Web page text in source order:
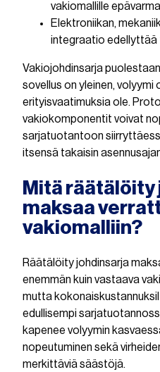
vakiomallille epävarma
Elektroniikan,
integraatio
Vakiojohdinsarja
sovellus on yleinen, volyymi
erityisvaatimuksia ole.
vakiokomponentit voivat
sarjatuotantoon
itsensä takaisin
Mitä
maksaa
vakiomalliin?
Räätälöity johdinsarja
enemmän kuin vastaava
mutta
edullisempi
kapenee volyymin
nopeutuminen sekä
merkittäviä säästöjä.